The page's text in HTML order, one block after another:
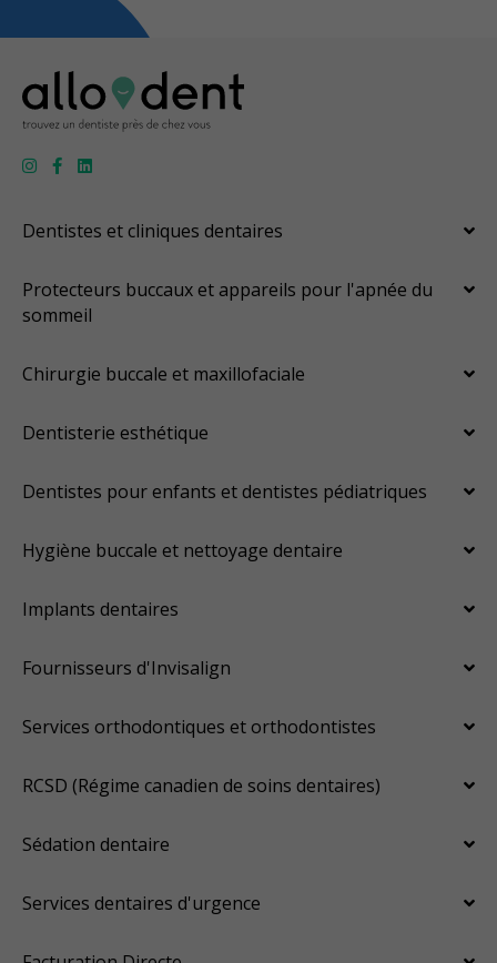
Dentistes et cliniques dentaires
Protecteurs buccaux et appareils pour l'apnée du
sommeil
Chirurgie buccale et maxillofaciale
Dentisterie esthétique
Dentistes pour enfants et dentistes pédiatriques
Hygiène buccale et nettoyage dentaire
Implants dentaires
Fournisseurs d'Invisalign
Services orthodontiques et orthodontistes
RCSD (Régime canadien de soins dentaires)
Sédation dentaire
Services dentaires d'urgence